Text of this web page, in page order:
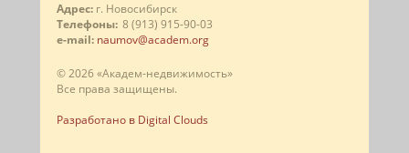
Адрес: г. Новосибирск
Телефоны: 8 (913) 915-90-03
e-mail: naumov@academ.org
© 2026 «Академ-недвижимость»
Все права защищены.
Разработано в Digital Clouds